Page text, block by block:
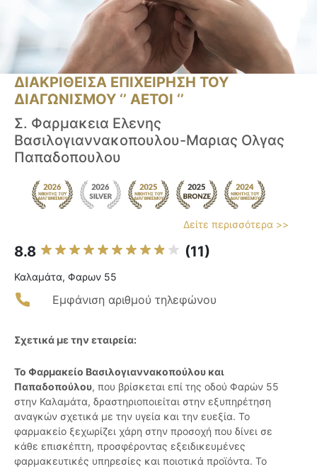
ΔΙΑΚΡΙΘΕΙΣΑ ΕΠΙΧΕΙΡΗΣΗ ΤΟΥ
ΔΙΑΓΩΝΙΣΜΟΥ ‘’ ΑΕΤΟΙ ‘’
Σ. Φαρμακεια Ελενης
Βασιλογιαννακοπουλου-Μαριας Ολγας
Παπαδοπουλου
Δείτε περισσότερα >>
8.8 (11)
Καλαμάτα, Φαρων 55
Εμφάνιση αριθμού τηλεφώνου
Σχετικά με την εταιρεία:
Το Φαρμακείο Βασιλογιαννακοπούλου και
Παπαδοπούλου, που βρίσκεται επί της οδού Φαρών 55
στην Καλαμάτα, δραστηριοποιείται στην εξυπηρέτηση
αναγκών σχετικά με την υγεία και την ευεξία. Το
φαρμακείο ξεχωρίζει χάρη στην προσοχή που δίνει σε
κάθε επισκέπτη, προσφέροντας εξειδικευμένες
φαρμακευτικές υπηρεσίες και ποιοτικά προϊόντα. Το